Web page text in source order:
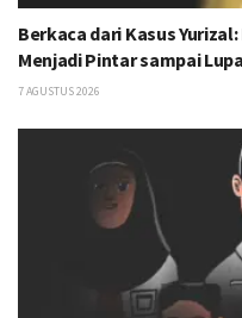
Berkaca dari Kasus
Menjadi Pintar sampai
7 AGUSTUS 2026